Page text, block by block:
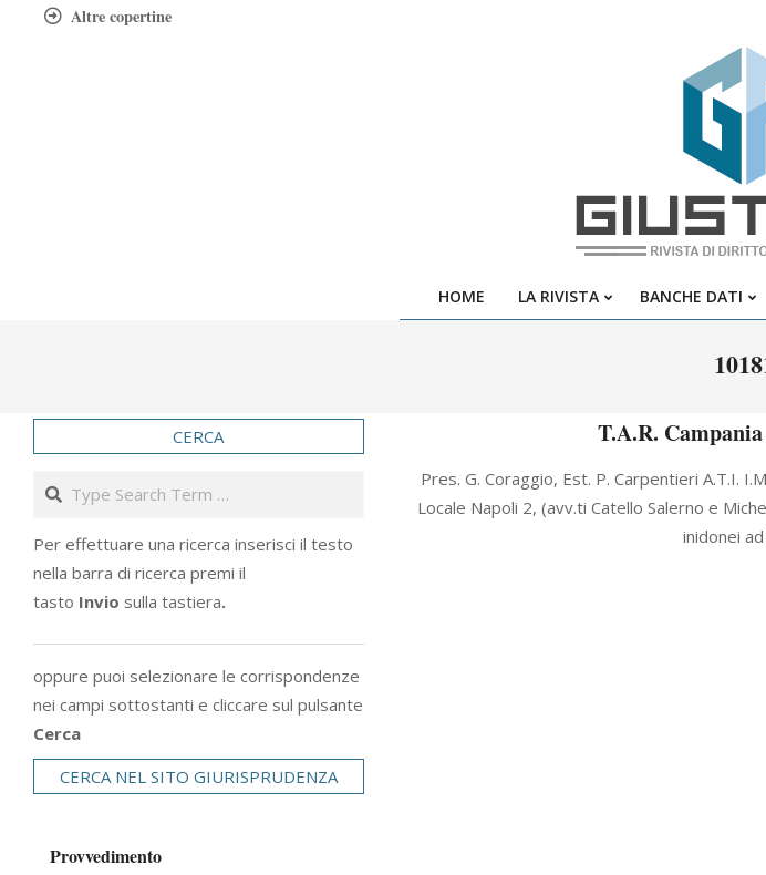
Altre copertine
Giustamm
HOME LA RIVISTA BANCHE DATI
T.A.R.
07-
12
Pres. G. Coraggio, Est. P. Carpentieri A.T.I.
Locale Napoli 2, (avv.ti Catello Salerno e
inidonei
CERCA
Search
Per effettuare una ricerca inserisci il testo
nella barra di ricerca premi il
tasto Invio sulla tastiera.
oppure puoi selezionare le corrispondenze
nei campi sottostanti e cliccare sul pulsante
Cerca
CERCA NEL SITO GIURISPRUDENZA
Provvedimento